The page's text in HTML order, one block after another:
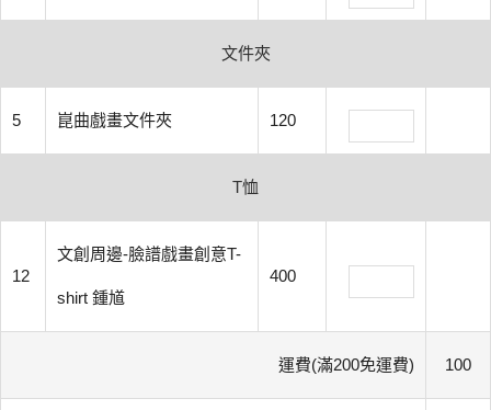
文件夾
5 崑曲戲畫文件夾 120
T恤
12
文創周邊-臉譜戲畫創意T-
shirt 鍾馗
400
運費(滿200免運費) 100